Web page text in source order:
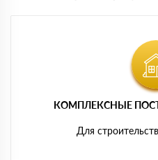
КОМПЛЕКСНЫЕ
Для